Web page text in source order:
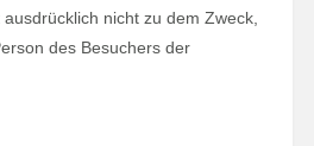
nicht zu dem Zweck,
des Besuchers der